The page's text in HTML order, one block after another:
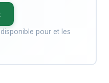
pour et les